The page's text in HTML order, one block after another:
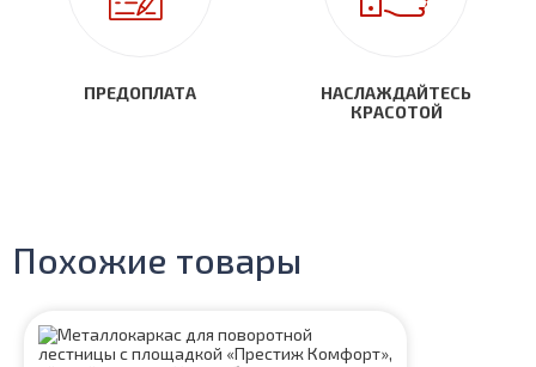
ПРЕДОПЛАТА
НАСЛАЖДАЙТЕСЬ
КРАСОТОЙ
Похожие товары